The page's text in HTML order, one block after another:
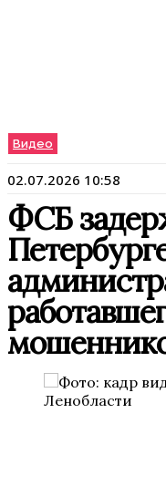
Видео
02.07.2026 10:58
ФСБ